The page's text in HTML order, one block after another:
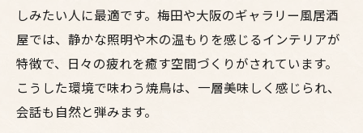
しみたい人に最適です。梅田や大阪のギャラリー風居酒
屋では、静かな照明や木の温もりを感じるインテリアが
特徴で、日々の疲れを癒す空間づくりがされています。
こうした環境で味わう焼鳥は、一層美味しく感じられ、
会話も自然と弾みます。